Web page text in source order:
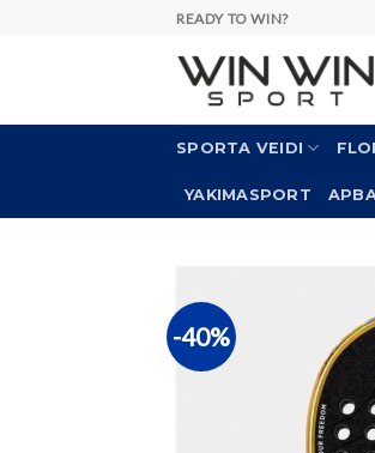
READY TO WIN?
SPORTA VEIDI
YAKIMASPORT
-40%